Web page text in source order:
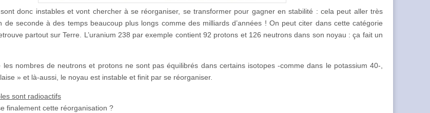
donc instables et vont chercher à se réorganiser, se transformer pour gagner en stabilité : cela peut aller très
de seconde à des temps beaucoup plus longs comme des milliards d’années ! On peut citer dans cette catégorie
partout sur Terre. L’uranium 238 par exemple contient 92 protons et 126 neutrons dans son noyau : ça fait un
les nombres de neutrons et protons ne sont pas équilibrés dans certains isotopes -comme dans le potassium 40-,
» et là-aussi, le noyau est instable et finit par se réorganiser.
sont radioactifs
finalement cette réorganisation ?